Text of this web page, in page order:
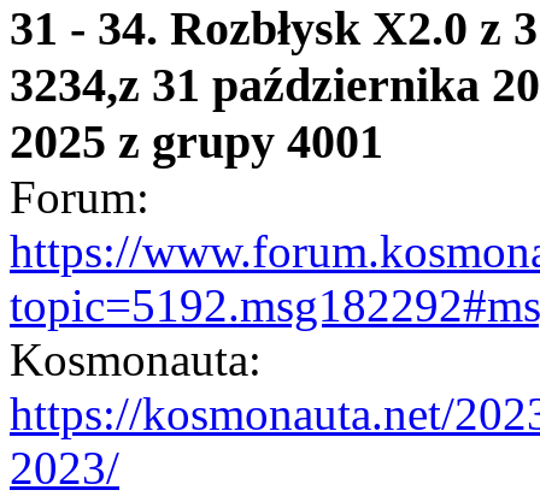
31 - 34. Rozbłysk X2.0 z
3234,z 31 października
2025 z grupy 4001
Forum:
https://
Kosmonauta:
https://kosmonauta.net/
2023/